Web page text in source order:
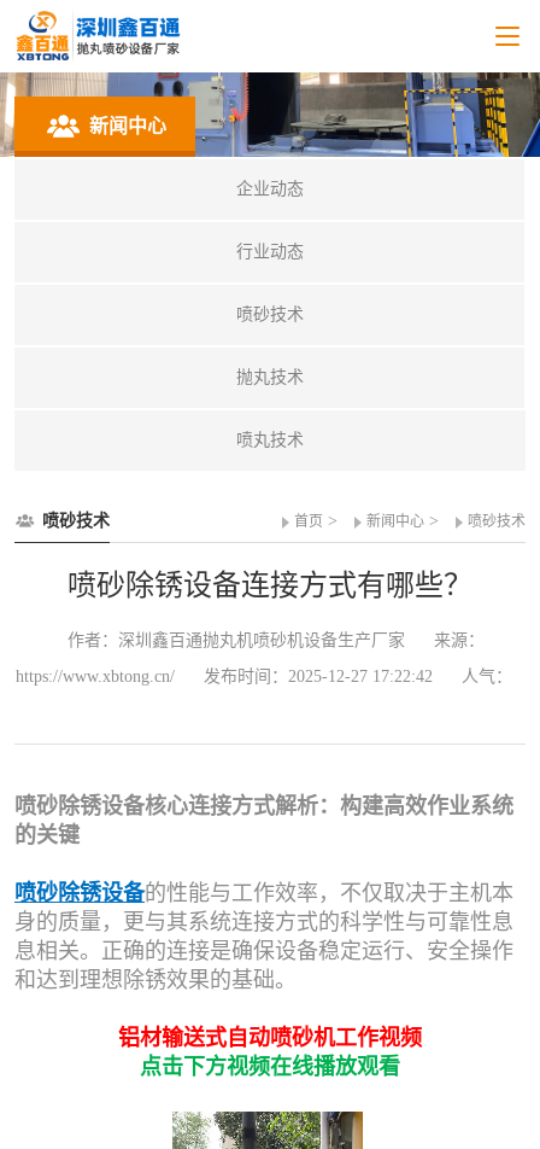
新闻中心
企业动态
行业动态
喷砂技术
抛丸技术
喷丸技术
喷砂技术 首页 > 新闻中心 > 喷砂技术
喷砂除锈设备连接方式有哪些？
作者：深圳鑫百通抛丸机喷砂机设备生产厂家
来源：
https://www.xbtong.cn/
发布时间：2025-12-27 17:22:42 人气：
喷砂除锈设备核心连接方式解析：构建高效作业系统
的关键
喷砂除锈设备的性能与工作效率，不仅取决于主机本
身的质量，更与其系统连接方式的科学性与可靠性息
息相关。正确的连接是确保设备稳定运行、安全操作
和达到理想除锈效果的基础。
铝材输送式自动喷砂机工作视频
点击下方视频在线播放观看